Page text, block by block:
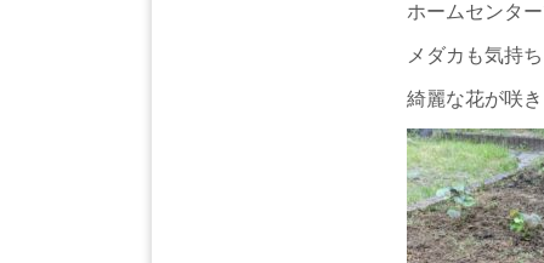
ホームセンタ
メダカも気持
綺麗な花が咲